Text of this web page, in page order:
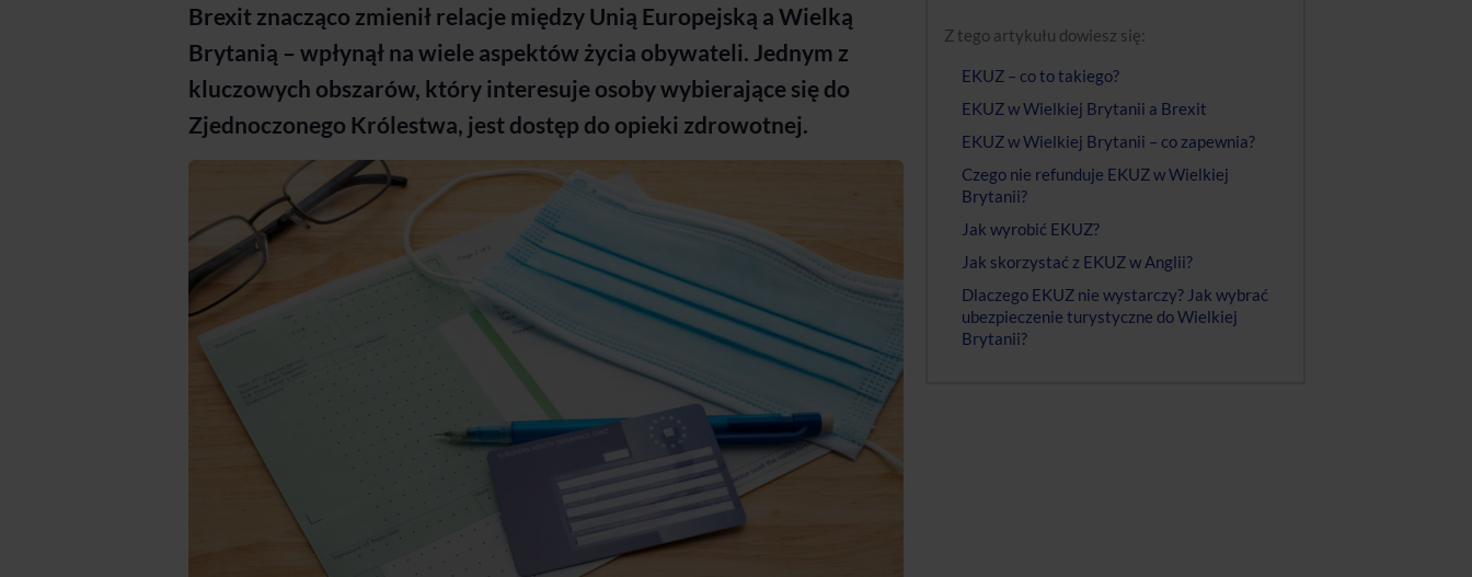
Brexit znacząco zmienił relacje między Unią Europejską a Wielką
Brytanią – wpłynął na wiele aspektów życia obywateli. Jednym z
kluczowych obszarów, który interesuje osoby wybierające się do
Zjednoczonego Królestwa, jest dostęp do opieki zdrowotnej.
Z tego artykułu dowiesz się:
EKUZ – co to takiego?
EKUZ w Wielkiej Brytanii a Brexit
EKUZ w Wielkiej Brytanii – co zapewnia?
Czego nie refunduje EKUZ w Wielkiej
Brytanii?
Jak wyrobić EKUZ?
Jak skorzystać z EKUZ w Anglii?
Dlaczego EKUZ nie wystarczy? Jak wybrać
ubezpieczenie turystyczne do Wielkiej
Brytanii?